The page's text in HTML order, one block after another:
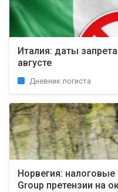
Италия: даты
августе
Дневник логиста
Норвегия:
Group претензии на